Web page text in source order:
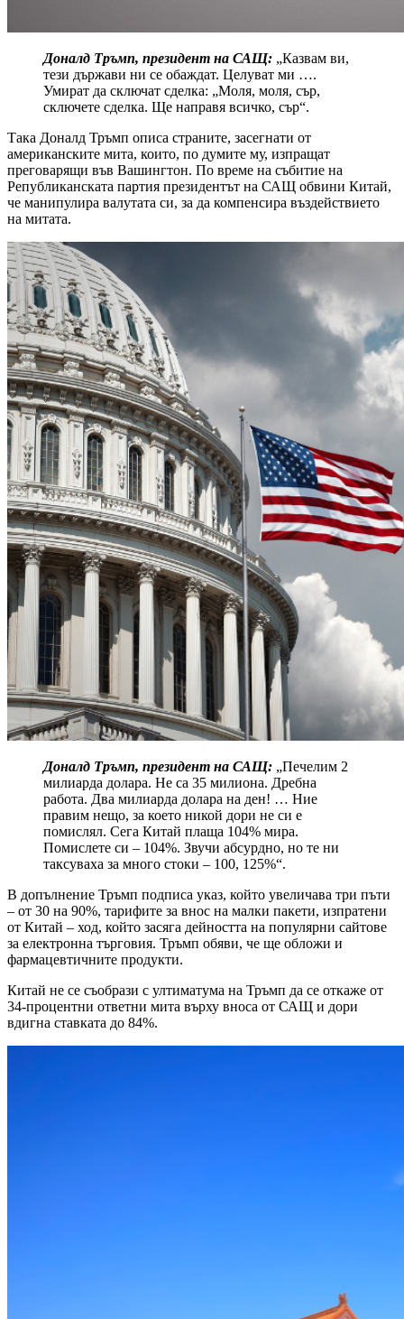
Доналд Тръмп, президент на САЩ: „Казвам ви,
тези държави ни се обаждат. Целуват ми ….
Умират да сключат сделка: „Моля, моля, сър,
сключете сделка. Ще направя всичко, сър“.
Така Доналд Тръмп описа страните, засегнати от
американските мита, които, по думите му, изпращат
преговарящи във Вашингтон. По време на събитие на
Републиканската партия президентът на САЩ обвини Китай,
че манипулира валутата си, за да компенсира въздействието
на митата.
Доналд Тръмп, президент на САЩ: „Печелим 2
милиарда долара. Не са 35 милиона. Дребна
работа. Два милиарда долара на ден! … Ние
правим нещо, за което никой дори не си е
помислял. Сега Китай плаща 104% мира.
Помислете си – 104%. Звучи абсурдно, но те ни
таксуваха за много стоки – 100, 125%“.
В допълнение Тръмп подписа указ, който увеличава три пъти
– от 30 на 90%, тарифите за внос на малки пакети, изпратени
от Китай – ход, който засяга дейността на популярни сайтове
за електронна търговия. Тръмп обяви, че ще обложи и
фармацевтичните продукти.
Китай не се съобрази с ултиматума на Тръмп да се откаже от
34-процентни ответни мита върху вноса от САЩ и дори
вдигна ставката до 84%.